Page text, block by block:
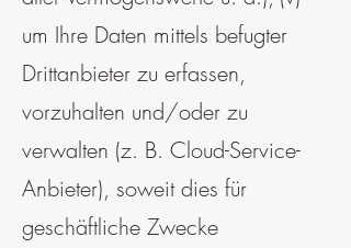
um Ihre Daten mittels befugter
Drittanbieter zu erfassen,
vorzuhalten und/oder zu
verwalten (z. B. Cloud-Service-
Anbieter), soweit dies für
geschäftliche Zwecke